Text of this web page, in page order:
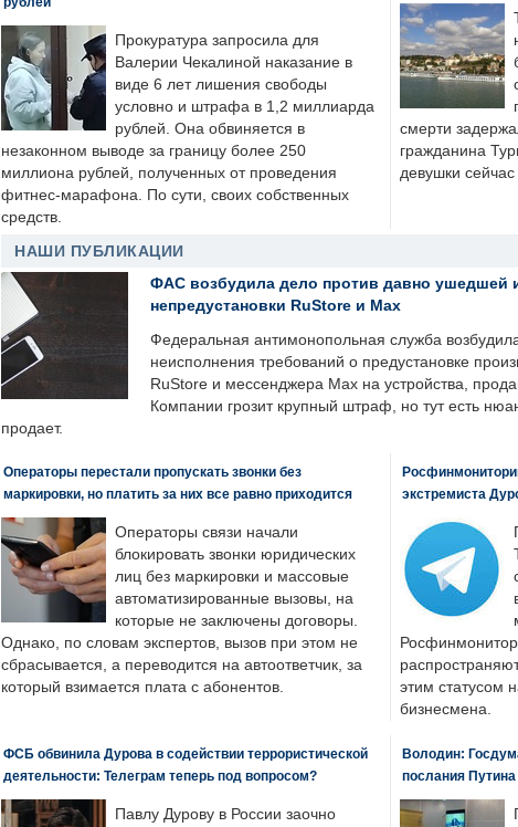
Прокуратура запросила для
Валерии Чекалиной наказание в
виде 6 лет лишения свободы
условно и штрафа в 1,2 миллиарда
рублей. Она обвиняется в
незаконном выводе за границу более 250
миллиона рублей, полученных от проведения
фитнес-марафона. По сути, своих собственных
средств.
смерти
гражданина
девушки
НАШИ ПУБЛИКАЦИИ
ФАС возбудила дело против давно ушедшей
непредустановки RuStore и Max
Федеральная антимонопольная служба
неисполнения требований о предустановке
RuStore и мессенджера Max на устройства,
Компании грозит крупный штраф, но тут есть
продает.
Операторы перестали пропускать звонки без
маркировки, но платить за них все равно приходится
Операторы связи начали
блокировать звонки юридических
лиц без маркировки и массовые
автоматизированные вызовы, на
которые не заключены договоры.
Однако, по словам экспертов, вызов при этом не
сбрасывается, а переводится на автоответчик, за
который взимается плата с абонентов.
экстремиста
этим статусом
бизнесмена.
ФСБ обвинила Дурова в содействии террористической
деятельности: Телеграм теперь под вопросом?
Павлу Дурову в России заочно
Володин:
послания